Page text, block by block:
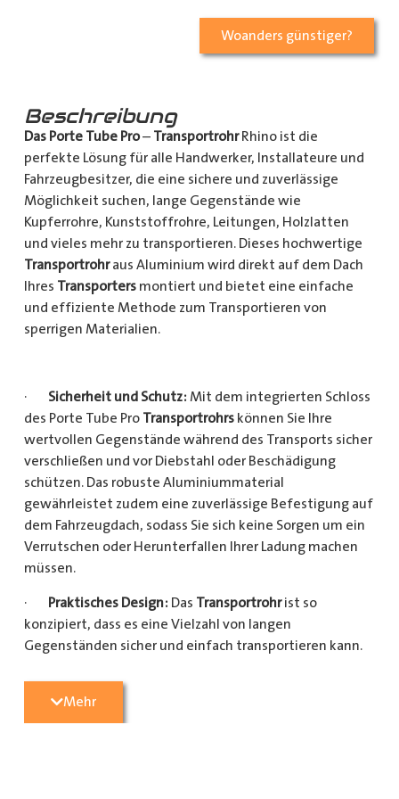
Woanders günstiger?
Beschreibung
Das Porte Tube Pro– TransportrohrRhino ist die
perfekte Lösung für alle Handwerker, Installateure und
Fahrzeugbesitzer, die eine sichere und zuverlässige
Möglichkeit suchen, lange Gegenstände wie
Kupferrohre, Kunststoffrohre, Leitungen, Holzlatten
und vieles mehr zu transportieren. Dieses hochwertige
Transportrohraus Aluminium wird direkt auf dem Dach
Ihres Transportersmontiert und bietet eine einfache
und effiziente Methode zum Transportieren von
sperrigen Materialien.
· Sicherheit und Schutz: Mit dem integrierten Schloss
des Porte Tube Pro Transportrohrskönnen Sie Ihre
wertvollen Gegenstände während des Transports sicher
verschließen und vor Diebstahl oder Beschädigung
schützen. Das robuste Aluminiummaterial
gewährleistet zudem eine zuverlässige Befestigung auf
dem Fahrzeugdach, sodass Sie sich keine Sorgen um ein
Verrutschen oder Herunterfallen Ihrer Ladung machen
müssen.
· Praktisches Design: Das Transportrohrist so
konzipiert, dass es eine Vielzahl von langen
Gegenständen sicher und einfach transportieren kann.
Kunststoffrohre für den Sanitärbereich oder Holzlatten
für den Bau benötigen, dieses
Mehr